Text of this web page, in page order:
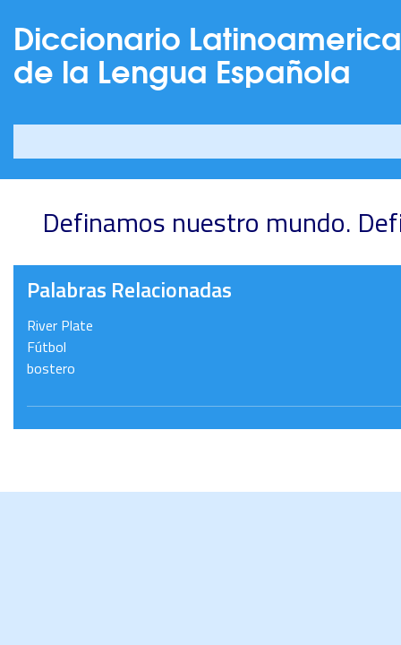
Diccionario
de la Lengua Española
Definamos nuestro mundo.
Palabras Relacionadas
River Plate
Fútbol
bostero